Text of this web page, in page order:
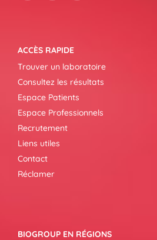
ACCÈS RAPIDE
Trouver un laboratoire
Consultez les résultats
Espace Patients
Espace Professionnels
Recrutement
Liens utiles
Contact
Réclamer
BIOGROUP EN RÉGIONS